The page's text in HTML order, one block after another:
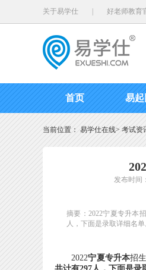
关于易学仕 好老师教育
首页 易起
当前位置： 易学仕在线> 考试资
发布时间
摘要：2022宁夏专升本
人，下面是录取详细名单
2022宁夏专升本招